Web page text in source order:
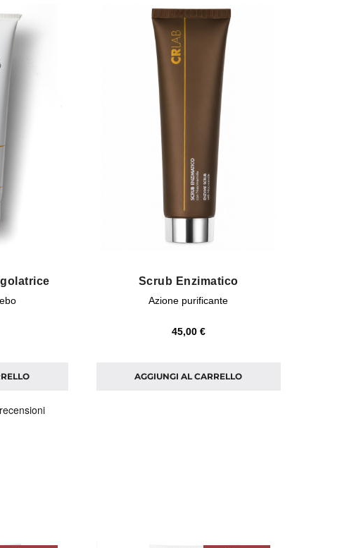
Scrub Enzimatico
Azione purificante
45,00 €
AGGIUNGI AL CARRELLO